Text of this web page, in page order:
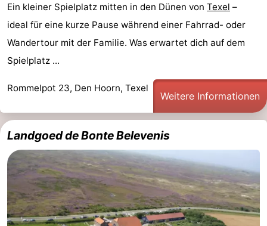
Medizin
Adressen
Region
Schiermonnikoog
-
Ameland
-
Terschelling
Vlieland
Nordholland
Ein kleiner Spielplatz mitten in den Dünen von Texel –
ideal für eine kurze Pause während einer Fahrrad- oder
Wandertour mit der Familie. Was erwartet dich auf dem
Spielplatz ...
Rommelpot 23, Den Hoorn, Texel
Weitere Informationen
Landgoed de Bonte Belevenis